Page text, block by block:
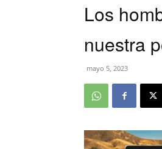
Los
nuestra
mayo 5, 2023